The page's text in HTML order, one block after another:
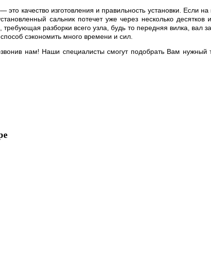
это качество изготовления и правильность установки. Если
сальник потечет уже через несколько десятков
разборки всего узла, будь то передняя вилка, вал
сэкономить много времени и сил.
нам! Наши специалисты смогут подобрать Вам